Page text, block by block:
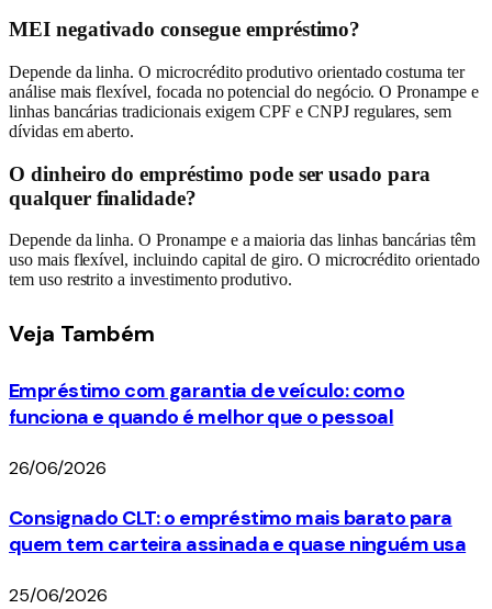
MEI negativado consegue empréstimo?
Depende da linha. O microcrédito produtivo orientado costuma ter
análise mais flexível, focada no potencial do negócio. O Pronampe e
linhas bancárias tradicionais exigem CPF e CNPJ regulares, sem
dívidas em aberto.
O dinheiro do empréstimo pode ser usado para
qualquer finalidade?
Depende da linha. O Pronampe e a maioria das linhas bancárias têm
uso mais flexível, incluindo capital de giro. O microcrédito orientado
tem uso restrito a investimento produtivo.
Veja Também
Empréstimo com garantia de veículo: como
funciona e quando é melhor que o pessoal
26/06/2026
Consignado CLT: o empréstimo mais barato para
quem tem carteira assinada e quase ninguém usa
25/06/2026